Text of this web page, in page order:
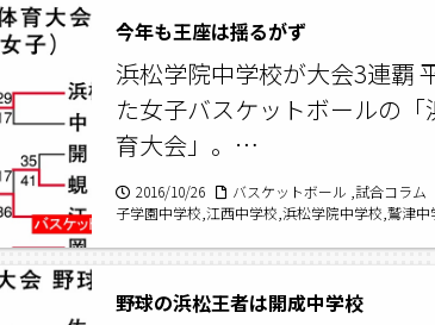
今年も王座は揺るがず
浜松学院中学校が大会3連覇
た女子バスケットボールの
育大会」。…
2016/10/26 バスケットボール ,試合コラム
子学園中学校,江西中学校,浜松学院中学校,鷲津
野球の浜松王者は開成中学校